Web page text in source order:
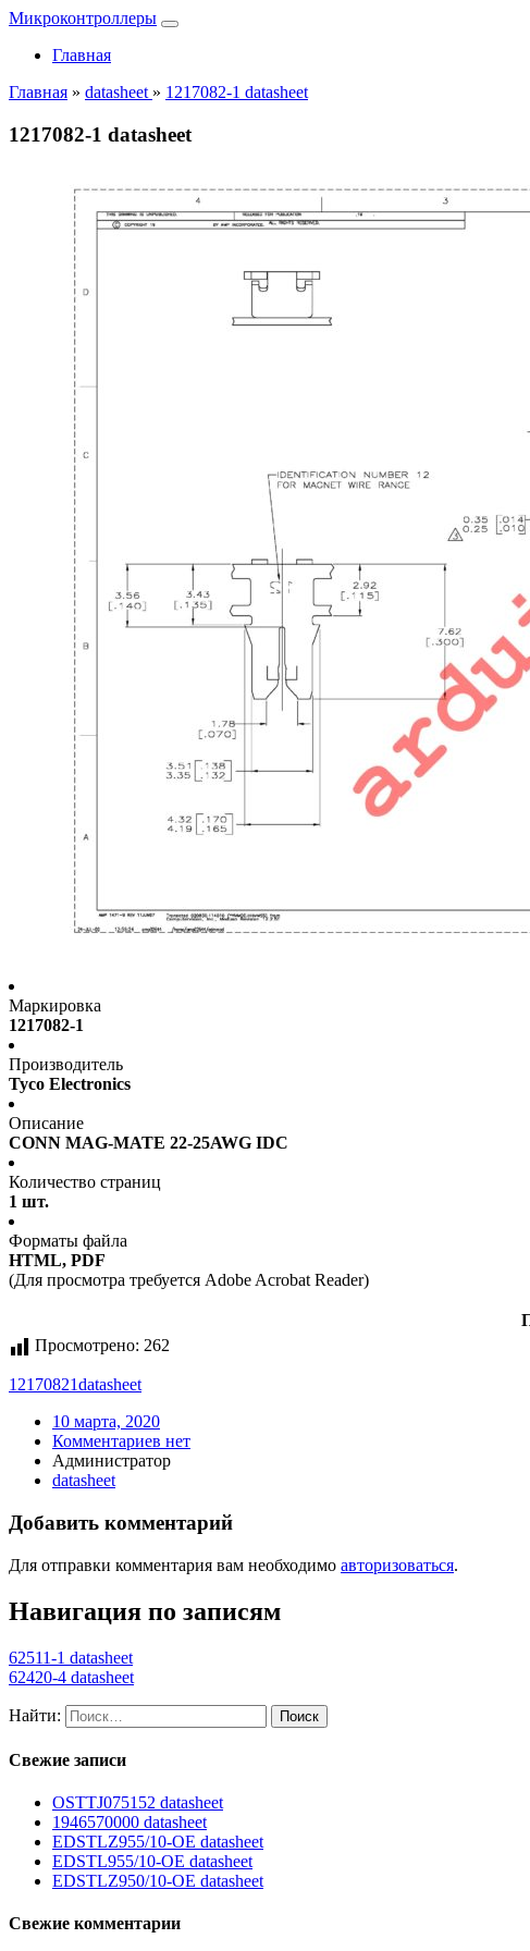
Микроконтроллеры
Главная
Главная » datasheet » 1217082-1 datasheet
1217082-1 datasheet
Маркировка
1217082-1
Производитель
Tyco Electronics
Описание
CONN MAG-MATE 22-25AWG IDC
Количество страниц
1 шт.
Форматы файла
HTML, PDF
(Для просмотра требуется Adobe Acrobat Reader)
Просмотрено: 262
12170821datasheet
10 марта, 2020
Комментариев нет
Администратор
datasheet
Добавить комментарий
Для отправки комментария вам необходимо авторизоваться.
Навигация по записям
62511-1 datasheet
62420-4 datasheet
Найти:
Свежие записи
OSTTJ075152 datasheet
1946570000 datasheet
EDSTLZ955/10-OE datasheet
EDSTL955/10-OE datasheet
EDSTLZ950/10-OE datasheet
Свежие комментарии